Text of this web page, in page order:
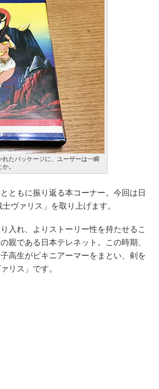
たパッケージに、ユーザーは一瞬
。
ともに振り返る本コーナー。今回は日
ヴァリス」を取り上げます。
入れ、よりストーリー性を持たせるこ
親である日本テレネット。この時期、
高生がビキニアーマーをまとい、剣を
リス」です。